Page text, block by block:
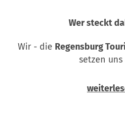
Wer steckt
Wir - die Regensburg
setzen